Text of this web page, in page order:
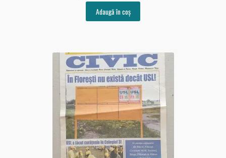
Adaugă în coș